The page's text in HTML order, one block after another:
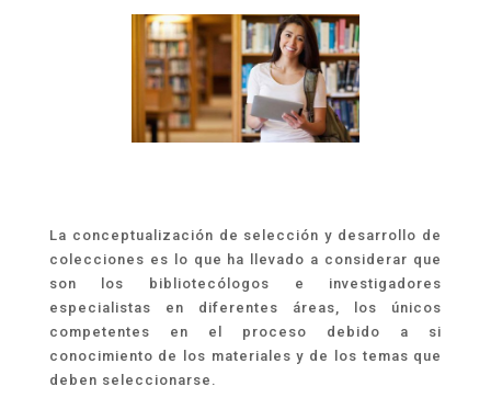
La conceptualización de selección y desarrollo de
colecciones es lo que ha llevado a considerar que
son los bibliotecólogos e investigadores
especialistas en diferentes áreas, los únicos
competentes en el proceso debido a si
conocimiento de los materiales y de los temas que
deben seleccionarse.